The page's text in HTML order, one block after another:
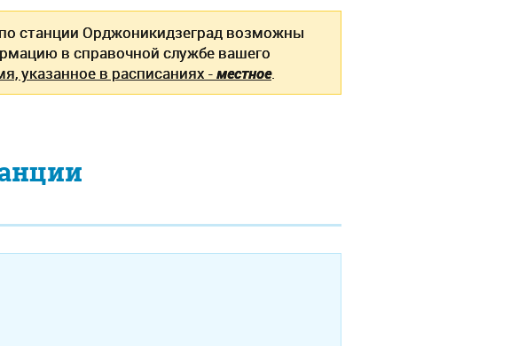
станции Орджоникидзеград возможны
в справочной службе вашего
указанное в расписаниях -местное.